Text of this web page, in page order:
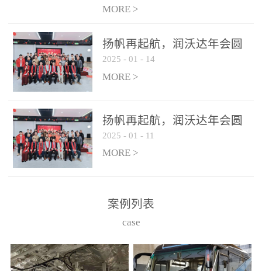
续降低
MORE >
扬帆再起航，润沃达年会圆
满结束！
2025 - 01 - 14
MORE >
扬帆再起航，润沃达年会圆
满结束！
2025 - 01 - 11
MORE >
案例列表
case